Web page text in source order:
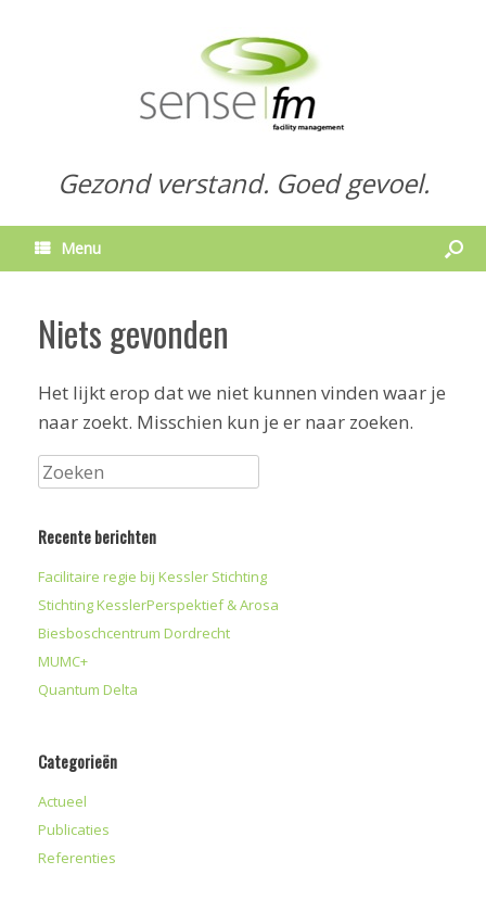
Gezond verstand. Goed gevoel.
Menu
Niets gevonden
Het lijkt erop dat we niet kunnen vinden waar je
naar zoekt. Misschien kun je er naar zoeken.
Recente berichten
Facilitaire regie bij Kessler Stichting
Stichting KesslerPerspektief & Arosa
Biesboschcentrum Dordrecht
MUMC+
Quantum Delta
Categorieën
Actueel
Publicaties
Referenties